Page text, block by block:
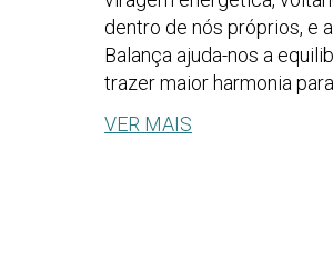
dentro de nós próprios, e
Balança ajuda-nos a
trazer maior harmonia
VER MAIS